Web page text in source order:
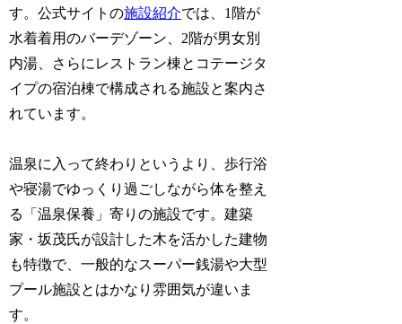
す。公式サイトの施設紹介では、1階が
水着着用のバーデゾーン、2階が男女別
内湯、さらにレストラン棟とコテージタ
イプの宿泊棟で構成される施設と案内さ
れています。
温泉に入って終わりというより、歩行浴
や寝湯でゆっくり過ごしながら体を整え
る「温泉保養」寄りの施設です。建築
家・坂茂氏が設計した木を活かした建物
も特徴で、一般的なスーパー銭湯や大型
プール施設とはかなり雰囲気が違いま
す。